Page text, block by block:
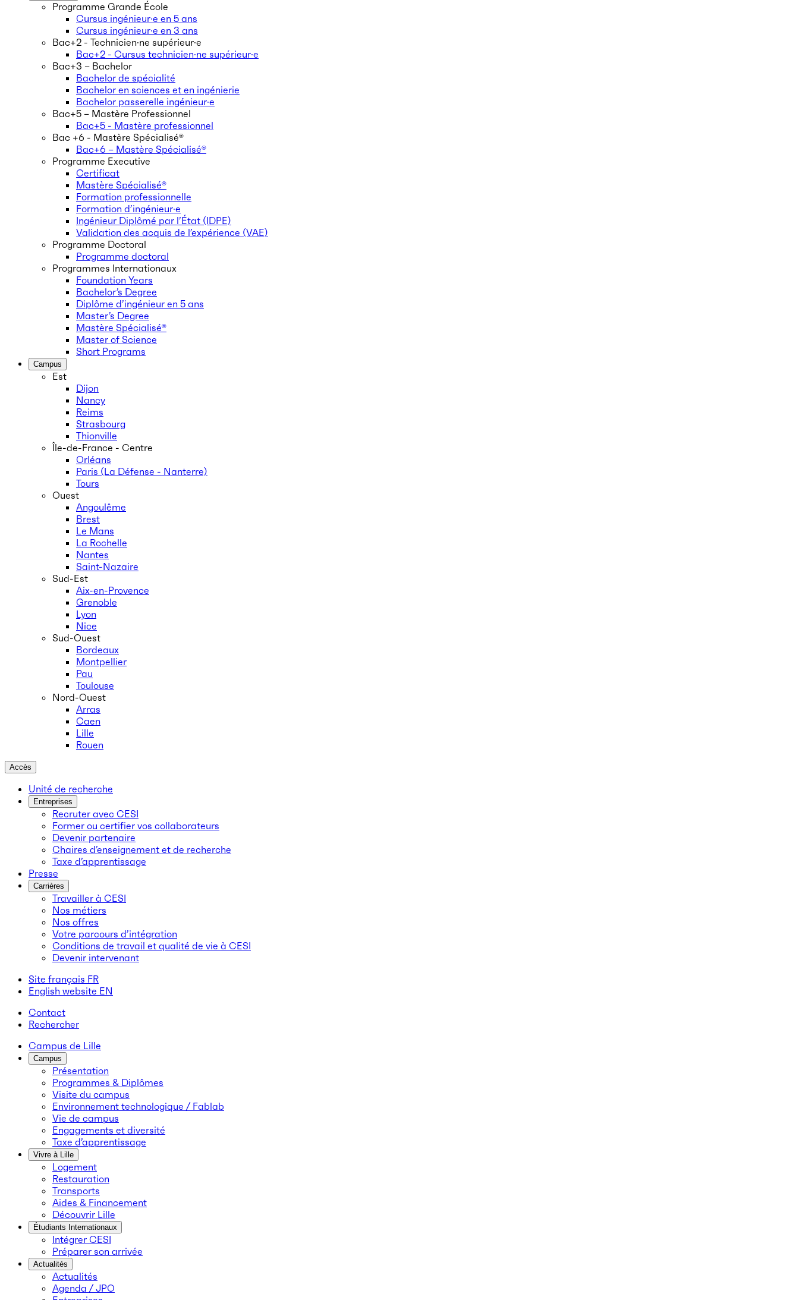
Programme Grande École
Cursus ingénieur·e en 5 ans
Cursus ingénieur·e en 3 ans
Bac+2 - Technicien·ne supérieur·e
Bac+2 - Cursus technicien·ne supérieur·e
Bac+3 – Bachelor
Bachelor de spécialité
Bachelor en sciences et en ingénierie
Bachelor passerelle ingénieur·e
Bac+5 – Mastère Professionnel
Bac+5 - Mastère professionnel
Bac +6 - Mastère Spécialisé®
Bac+6 – Mastère Spécialisé®
Programme Executive
Certificat
Mastère Spécialisé®
Formation professionnelle
Formation d’ingénieur·e
Ingénieur Diplômé par l’État (IDPE)
Validation des acquis de l’expérience (VAE)
Programme Doctoral
Programme doctoral
Programmes Internationaux
Foundation Years
Bachelor’s Degree
Diplôme d’ingénieur en 5 ans
Master’s Degree
Mastère Spécialisé®
Master of Science
Short Programs
Campus
Est
Dijon
Nancy
Reims
Strasbourg
Thionville
Île-de-France - Centre
Orléans
Paris (La Défense - Nanterre)
Tours
Ouest
Angoulême
Brest
Le Mans
La Rochelle
Nantes
Saint-Nazaire
Sud-Est
Aix-en-Provence
Grenoble
Lyon
Nice
Sud-Ouest
Bordeaux
Montpellier
Pau
Toulouse
Nord-Ouest
Arras
Caen
Lille
Rouen
Accès
Unité de recherche
Entreprises
Recruter avec CESI
Former ou certifier vos collaborateurs
Devenir partenaire
Chaires d’enseignement et de recherche
Taxe d’apprentissage
Presse
Carrières
Travailler à CESI
Nos métiers
Nos offres
Votre parcours d’intégration
Conditions de travail et qualité de vie à CESI
Devenir intervenant
Site français FR
English website EN
Contact
Rechercher
Campus de Lille
Campus
Présentation
Programmes & Diplômes
Visite du campus
Environnement technologique / Fablab
Vie de campus
Engagements et diversité
Taxe d’apprentissage
Vivre à Lille
Logement
Restauration
Transports
Aides & Financement
Découvrir Lille
Étudiants Internationaux
Intégrer CESI
Préparer son arrivée
Actualités
Actualités
Agenda / JPO